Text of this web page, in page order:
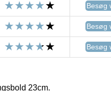
Besøg
Besøg
Besøg
23cm.